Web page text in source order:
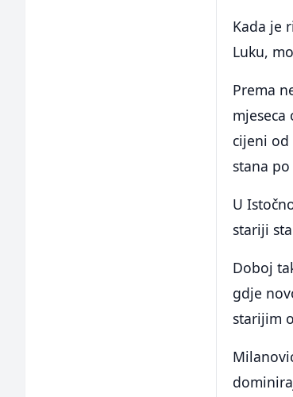
Kada je
Luku,
Prema
cijeni od
stana
U
stariji
Doboj
gdje
starijim